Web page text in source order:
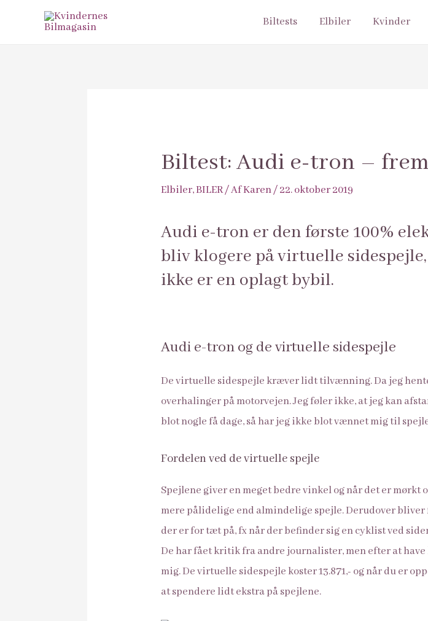
Biltests Elbiler Kvinder
Biltest: Audi e-tron –
Elbiler,BILER/ AfKaren/22. oktober 2019
Audi e-tron er den første 100%
bliv klogere på virtuelle
ikke er en oplagt bybil.
Audi e-tron og de virtuelle sidespejle
De virtuelle sidespejle kræver lidt tilvænning. Da jeg
overhalinger på motorvejen. Jeg føler ikke, at jeg kan
blot nogle få dage, så har jeg ikke blot vænnet mig til
Fordelen ved de virtuelle spejle
Spejlene giver en meget bedre vinkel og når det er
mere pålidelige end almindelige spejle. Derudover
der er for tæt på, fx når der befinder sig en cyklist ved
De har fået kritik fra andre journalister, men efter at
mig. De virtuelle sidespejle koster 13.871,- og når du er
at spendere lidt ekstra på spejlene.